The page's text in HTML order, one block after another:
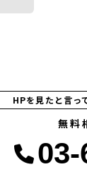
HPを見たと言っ
無料